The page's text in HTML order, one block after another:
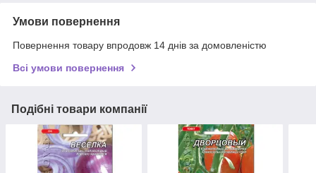
Умови повернення
Повернення товару впродовж 14 днів за домовленістю
Всі умови повернення
Подібні товари компанії